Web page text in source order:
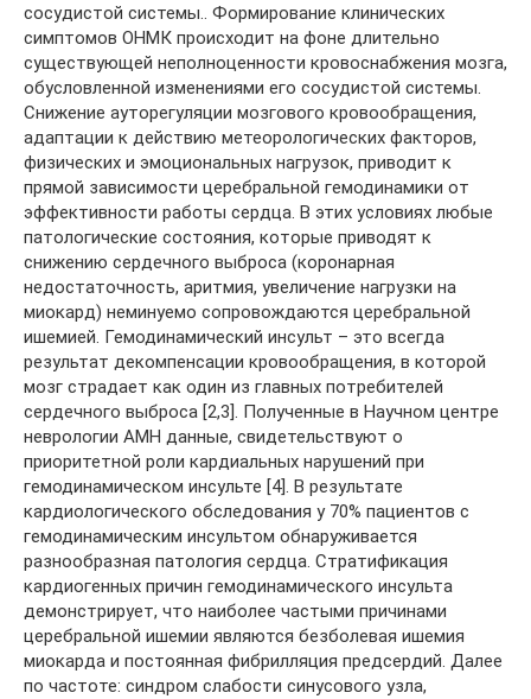
сосудистой системы.. Формирование клинических
симптомов ОНМК происходит на фоне длительно
существующей неполноценности кровоснабжения мозга,
обусловленной изменениями его сосудистой системы.
Снижение ауторегуляции мозгового кровообращения,
адаптации к действию метеорологических факторов,
физических и эмоциональных нагрузок, приводит к
прямой зависимости церебральной гемодинамики от
эффективности работы сердца. В этих условиях любые
патологические состояния, которые приводят к
снижению сердечного выброса (коронарная
недостаточность, аритмия, увеличение нагрузки на
миокард) неминуемо сопровождаются церебральной
ишемией. Гемодинамический инсульт – это всегда
результат декомпенсации кровообращения, в которой
мозг страдает как один из главных потребителей
сердечного выброса [2,3]. Полученные в Научном центре
неврологии АМН данные, свидетельствуют о
приоритетной роли кардиальных нарушений при
гемодинамическом инсульте [4]. В результате
кардиологического обследования у 70% пациентов с
гемодинамическим инсультом обнаруживается
разнообразная патология сердца. Стратификация
кардиогенных причин гемодинамического инсульта
демонстрирует, что наиболее частыми причинами
церебральной ишемии являются безболевая ишемия
миокарда и постоянная фибрилляция предсердий. Далее
по частоте: синдром слабости синусового узла,